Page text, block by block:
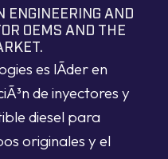
ENGINEERING AND
OEMS AND THE
es lÃ­der en
de inyectores y
diesel para
originales y el